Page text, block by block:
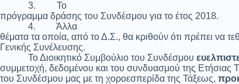
3.
Το
πρόγραμμα δράσης του Συνδέσμου για το έτος 2018.
4.
Άλλα
θέματα τα οποία, από το Δ.Σ., θα κριθούν ότι πρέπει να
Γενικής Συνέλευσης.
Το Διοικητικό Συμβούλιο του Συνδέσμου
συμμετοχή, δεδομένου και του συνδυασμού της Ετήσιας
του Συνδέσμου μας με τη χοροεσπερίδα της Τάξεως,